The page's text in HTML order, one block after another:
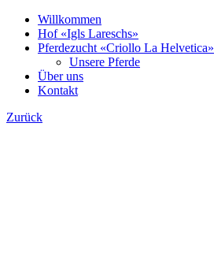
Willkommen
Hof «Igls Lareschs»
Pferdezucht «Criollo La Helvetica»
Unsere Pferde
Über uns
Kontakt
Zurück